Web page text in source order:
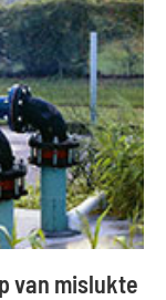
van mislukte